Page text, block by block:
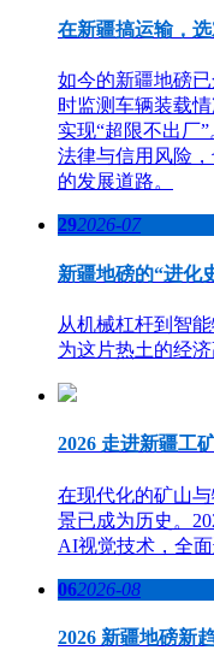
在新疆搞运输，
如今的新疆地磅
时监测车辆装载
实现“超限不出厂
法律与信用风险
的发展道路。
292026-07
新疆地磅的“进化
从机械杠杆到智
为这片热土的经
2026 走进新疆工
在现代化的矿山
景已成为历史。
AI视觉技术，全
062026-08
2026 新疆地磅新